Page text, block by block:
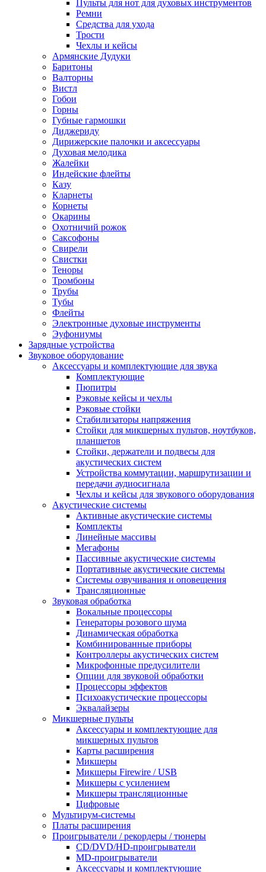
Пульты для нот для духовых инструментов
Ремни
Средства для ухода
Трости
Чехлы и кейсы
Армянские Дудуки
Баритоны
Валторны
Вистл
Гобои
Горны
Губные гармошки
Диджериду
Дирижерские палочки и аксессуары
Духовая мелодика
Жалейки
Индейские флейты
Казу
Кларнеты
Корнеты
Окарины
Охотничий рожок
Саксофоны
Свирели
Свистки
Теноры
Тромбоны
Трубы
Тубы
Флейты
Электронные духовые инструменты
Эуфониумы
Зарядные устройства
Звуковое оборудование
Аксессуары и комплектующие для звука
Комплектующие
Пюпитры
Рэковые кейсы и чехлы
Рэковые стойки
Стабилизаторы напряжения
Стойки для микшерных пультов, ноутбуков,
планшетов
Стойки, держатели и подвесы для
акустических систем
Устройства коммутации, маршрутизации и
передачи аудиосигнала
Чехлы и кейсы для звукового оборудования
Акустические системы
Активные акустические системы
Комплекты
Линейные массивы
Мегафоны
Пассивные акустические системы
Портативные акустические системы
Системы озвучивания и оповещения
Трансляционные
Звуковая обработка
Вокальные процессоры
Генераторы розового шума
Динамическая обработка
Комбинированные приборы
Контроллеры акустических систем
Микрофонные предусилители
Опции для звуковой обработки
Процессоры эффектов
Психоакустические процессоры
Эквалайзеры
Микшерные пульты
Аксессуары и комплектующие для
микшерных пультов
Карты расширения
Микшеры
Микшеры Firewire / USB
Микшеры с усилением
Микшеры трансляционные
Цифровые
Мультирум-системы
Платы расширения
Проигрыватели / рекордеры / тюнеры
CD/DVD/HD-проигрыватели
MD-проигрыватели
Аксессуары и комплектующие